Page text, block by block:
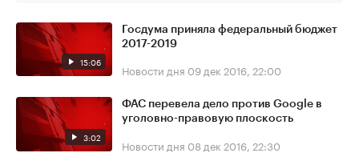
15:06
Госдума приняла федеральный бюджет
2017-2019
Новости дня 09 дек 2016, 22:00
3:02
ФАС перевела дело против Google в
уголовно-правовую плоскость
Новости дня 08 дек 2016, 22:30